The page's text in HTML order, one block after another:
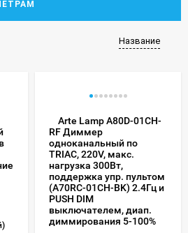
Название
Arte Lamp A80D-01CH-
RF Диммер
одноканальный по
TRIAC, 220V, макс.
нагрузка 300Вт,
поддержка упр. пультом
(A70RC-01CH-BK) 2.4Гц и
PUSH DIM
выключателем, диап.
диммирования 5-100%